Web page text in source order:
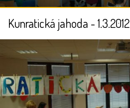
Kunratická jahoda - 1.3.2012